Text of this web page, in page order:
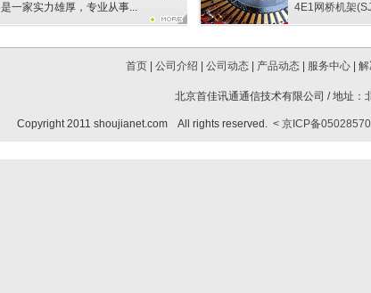
是一家实力雄厚，专业从事...
4E1网桥机架
首页 公司介绍 公司动态 产品动态 服务中心 解
北京首佳讯通通信技术有限公司 / 地址：
Copyright 2011 shoujianet.com All rights reserved. < 京ICP备